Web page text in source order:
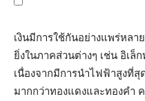
เงินมีการใช้กันอย่างแพร่หลา
ยิ่งในภาคส่วนต่างๆ เช่น อิเ
เนื่องจากมีการนำไฟฟ้าสูงที่
มากกว่าทองแดงและทองคำ